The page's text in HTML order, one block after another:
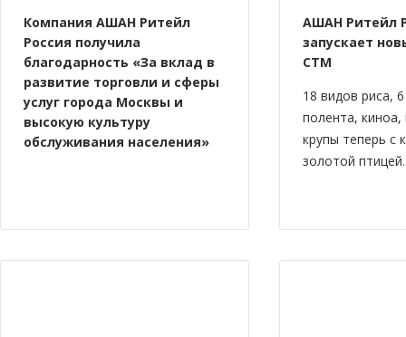
Компания АШАН Ритейл
Россия получила
благодарность «За вклад в
развитие торговли и сферы
услуг города Москвы и
высокую культуру
обслуживания населения»
АШАН Ритейл
запускает
СТМ
18 видов риса,
полента, киноа,
крупы теперь с
золотой птицей.